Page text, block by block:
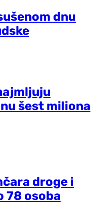
dnu
šest miliona
droge i
78 osoba